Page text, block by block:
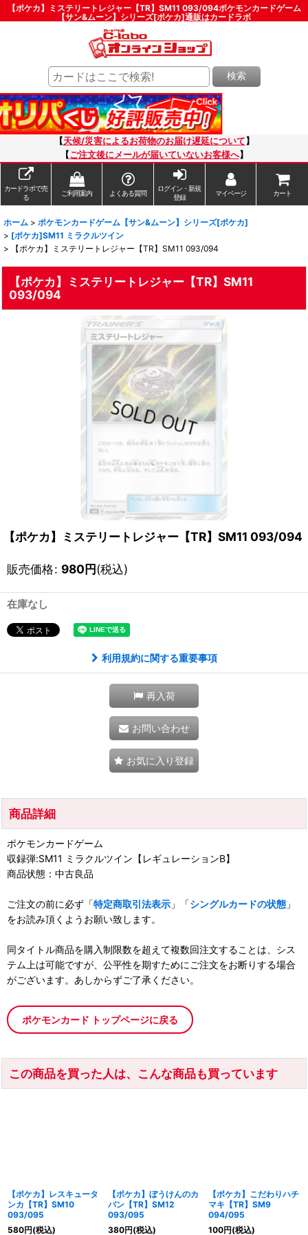
【ポケカ】ミステリートレジャー【TR】SM11 093/094ポケモンカードゲーム
【サン&ムーン】シリーズ[ポケカ]通販はカードラボ
検索
【天候/災害によるお荷物のお届け遅延について 】
【ご注文後にメールが届いていないお客様へ】
カードラボで売
る
ご利用案内 よくある質問
ログイン・新規
登録
マイページ カート
ホーム > ポケモンカードゲーム【サン&ムーン】シリーズ[ポケカ]
> [ポケカ]SM11 ミラクルツイン
>
【ポケカ】ミステリートレジャー【TR】SM11 093/094
【ポケカ】ミステリートレジャー【TR】SM11
093/094
【ポケカ】ミステリートレジャー【TR】SM11 093/094
販売価格: 980円(税込)
在庫なし
利用規約に関する重要事項
再入荷
お問い合わせ
お気に入り登録
商品詳細
ポケモンカードゲーム
収録弾:SM11 ミラクルツイン【レギュレーションB】
商品状態：中古良品
ご注文の前に必ず「特定商取引法表示 」「シングルカードの状態 」
をお読み頂くようお願い致します。
同タイトル商品を購入制限数を超えて複数回注文することは、シス
テム上は可能ですが、公平性を期すためにご注文をお断りする場合
がございます。あしからずご了承ください。
ポケモンカード トップページに戻る
この商品を買った人は、こんな商品も買っています
【ポケカ】レスキュータ
ンカ【TR】SM10
093/095
580円(税込)
【ポケカ】ぼうけんのカ
バン【TR】SM12
093/095
380円(税込)
【ポケカ】こだわりハチ
マキ【TR】SM9
094/095
100円(税込)